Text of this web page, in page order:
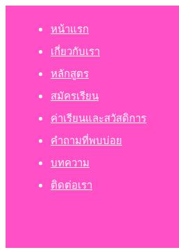
หน้าแรก
เกี่ยวกับเรา
หลักสูตร
สมัครเรียน
ค่าเรียนและสวัสดิการ
คำถามที่พบบ่อย
บทความ
ติดต่อเรา